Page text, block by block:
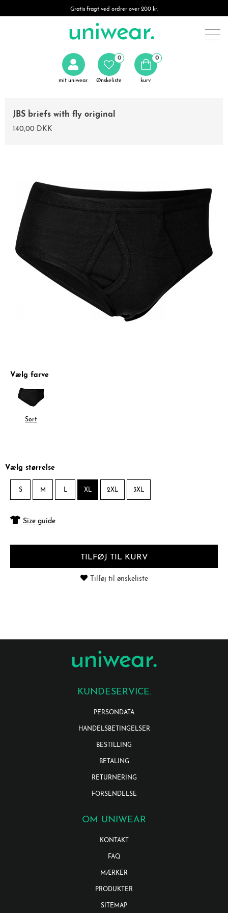
Gratis fragt ved ordrer over 200 kr.
mit uniwear. Ønskeliste
0 0
kurv
JBS briefs with fly original
140,00 DKK
Vælg farve
Sort
Vælg størrelse
S M L XL 2XL 3XL
Size guide
TILFØJ TIL KURV
Tilføj til ønskeliste
KUNDESERVICE.
PERSONDATA
HANDELSBETINGELSER
BESTILLING
BETALING
RETURNERING
FORSENDELSE
OM UNIWEAR
KONTAKT
FAQ
MÆRKER
PRODUKTER
SITEMAP